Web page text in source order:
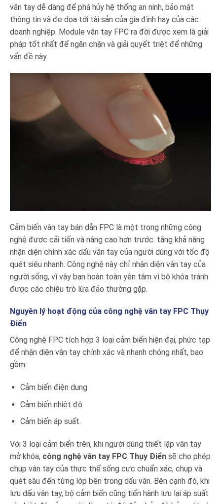
vân tay dễ dàng để phá hủy hệ thống an ninh, bảo mật
thông tin và đe dọa tới tài sản của gia đình hay của các
doanh nghiệp. Module vân tay FPC ra đời được xem là giải
pháp tốt nhất để ngăn chặn và giải quyết triệt để những
vấn đề này.
Cảm biến vân tay bán dẫn FPC là một trong những công
nghệ được cải tiến và nâng cao hơn trước. tăng khả năng
nhận diện chính xác dấu vân tay của người dùng với tốc độ
quét siêu nhanh. Công nghệ này chỉ nhận diện vân tay của
người sống, vì vậy bạn hoàn toàn yên tâm vì bộ khóa tránh
được các chiêu trò lừa đảo thường gặp.
Nguyên lý hoạt động của công nghệ vân tay FPC Thụy
Điển
Công nghệ FPC tích hợp 3 loại cảm biến hiện đại, phức tạp
để nhận diện vân tay chính xác và nhanh chóng nhất, bao
gồm:
Cảm biến điện dung
Cảm biến nhiệt độ
Cảm biến áp suất.
Với 3 loại cảm biến trên, khi người dùng thiết lập vân tay
mở khóa, công nghệ vân tay FPC Thụy Điển sẽ cho phép
chụp vân tay của thực thể sống cực chuẩn xác, chụp và
quét sâu đến từng lớp bên trong dấu vân. Bên cạnh đó, khi
lưu dấu vân tay, bộ cảm biến cũng tiến hành lưu lại áp suất